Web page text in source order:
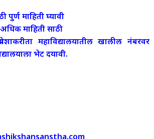
पुर्ण माहिती घ्यावी
माहिती साठी
महाविद्यालयातील खालील नंबरवर
भेट दयावी.